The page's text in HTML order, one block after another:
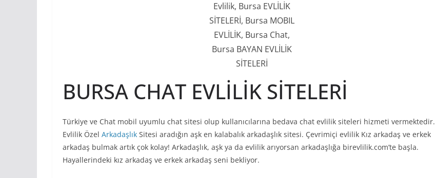
Evlilik, Bursa EVLİLİK
SİTELERİ, Bursa MOBIL
EVLİLİK, Bursa Chat,
Bursa BAYAN EVLİLİK
SİTELERİ
BURSA CHAT EVLİLİK SİTELERİ
Türkiye ve Chat mobil uyumlu chat sitesi olup kullanıcılarına bedava chat evlilik siteleri hizmeti vermektedir.
Evlilik Özel Arkadaşlık Sitesi aradığın aşk en kalabalık arkadaşlık sitesi. Çevrimiçi evlilik Kız arkadaş ve erkek
arkadaş bulmak artık çok kolay! Arkadaşlık, aşk ya da evlilik arıyorsan arkadaşlığa birevlilik.com’te başla.
Hayallerindeki kız arkadaş ve erkek arkadaş seni bekliyor.